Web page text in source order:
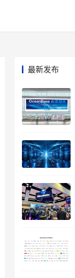
最新发布